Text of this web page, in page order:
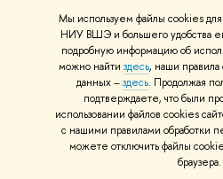
Мы используем файлы cookies для
НИУ ВШЭ и большего удобства
подробную информацию об
можно найти здесь, наши правила
данных –здесь. Продолжая
подтверждаете, что были
использовании файлов cookies
с нашими правилами обработки
можете отключить файлы
браузера.
НИУ ВШЭ, руководитель
БРИКС, сопредседатель
БРИКС Виктория Панова и
гуманитарных наук НИУ
жюри конкурса Феликс
конференции в ТАСС.
состязании могут